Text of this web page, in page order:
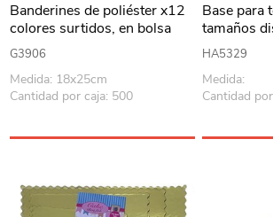
Banderines de poliéster x12
colores surtidos, en bolsa
G3906
Medida: 18x25cm
Cantidad por caja: 500
Base para
tamaños
HA5329
Medida:
Cantidad